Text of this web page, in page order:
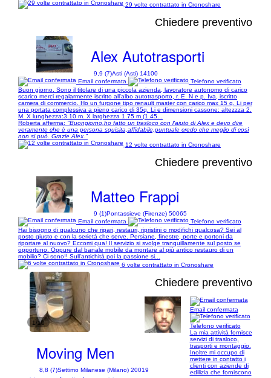
29 volte contrattato in Cronoshare
Chiedere preventivo
Alex Autotrasporti
9,9 (7)Asti (Asti) 14100
Email confermata
Telefono verificato
Buon giorno. Sono il titolare di una piccola azienda, lavoratore autonomo di carico
scarico merci regalarmente iscritto all'albo autotrasporto, r. E. N e p. Iva, iscritto
camera di commercio. Ho un furgone tipo renault master con carico max 15 q. Li per
una portata complessiva a pieno carico di 35q. Li e dimensioni cassone: altezzza 2.
M. X lunghezza:3.10 m. X larghezza 1.75 m.(1.45...
Roberta afferma: "Buongiorno,ho fatto un trasloco con l'aiuto di Alex e devo dire
veramente che è una persona squisita,affidabile,puntuale credo che meglio di così
non si può. Grazie Alex."
12 volte contrattato in Cronoshare
Chiedere preventivo
Matteo Frappi
9 (1)Pontassieve (Firenze) 50065
Email confermata
Telefono verificato
Hai bisogno di qualcuno che ripari, restauri, ripristini o modifichi qualcosa? Sei al
posto giusto e con la serietà che serve. Persiane, finestre, porte e portoni da
riportare al nuovo? Eccomi qua! Il servizio si svolge tranquillamente sul posto se
opportuno. Oppure dal banale mobile da montare al più antico restauro di un
mobilio? Ci sono!! Sull'antichità poi la passione si...
6 volte contrattato in Cronoshare
1/10
Chiedere preventivo
Moving Men
8,8 (7)Settimo Milanese (Milano) 20019
Email confermata
Telefono verificato
La mia attività fornisce
servizi di trasloco,
trasporti e montaggio.
Inoltre mi occupo di
mettere in contatto i
clienti con aziende di
edilizia che forniscono